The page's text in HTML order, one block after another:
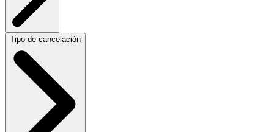
Tipo de cancelación